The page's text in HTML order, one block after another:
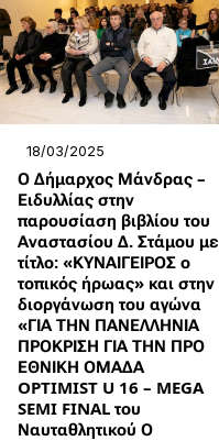
18/03/2025
Ο Δήμαρχος Μάνδρας –
Ειδυλλίας στην
παρουσίαση βιβλίου του
Αναστασίου Δ. Στάμου με
τίτλο: «ΚΥΝΑΙΓΕΙΡΟΣ ο
τοπικός ήρωας» και στην
διοργάνωση του αγώνα
«ΓΙΑ ΤΗΝ ΠΑΝΕΛΛΗΝΙΑ
ΠΡΟΚΡΙΣΗ ΓΙΑ ΤΗΝ ΠΡΟ
ΕΘΝΙΚΗ ΟΜΑΔΑ
OPTIMIST U 16 – MEGA
SEMI FINAL του
Ναυταθλητικού Ο